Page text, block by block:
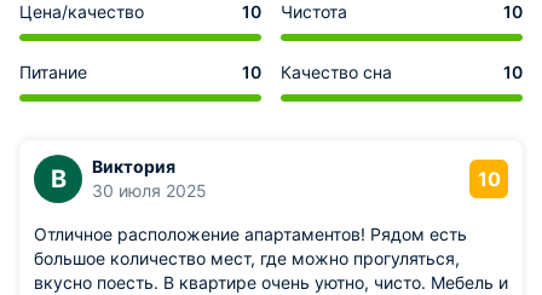
Цена/качество 10 Чистота 10
Питание 10 Качество сна 10
В
Виктория
30 июля 2025
10
Отличное расположение апартаментов! Рядом есть
большое количество мест, где можно прогуляться,
вкусно поесть. В квартире очень уютно, чисто. Мебель и